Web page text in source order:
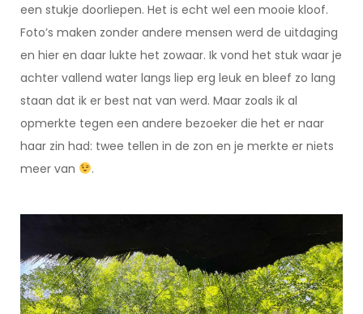
een stukje doorliepen. Het is echt wel een mooie kloof.
Foto’s maken zonder andere mensen werd de uitdaging
en hier en daar lukte het zowaar. Ik vond het stuk waar je
achter vallend water langs liep erg leuk en bleef zo lang
staan dat ik er best nat van werd. Maar zoals ik al
opmerkte tegen een andere bezoeker die het er naar
haar zin had: twee tellen in de zon en je merkte er niets
meer van
.